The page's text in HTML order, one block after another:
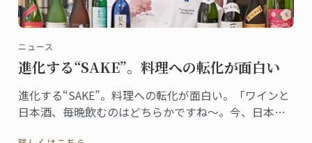
ニュース
進化する“SAKE”。料理への転化が面白い
進化する“SAKE”。料理への転化が面白い。「ワインと
日本酒、毎晩飲むのはどちらかですね～。今、日本酒